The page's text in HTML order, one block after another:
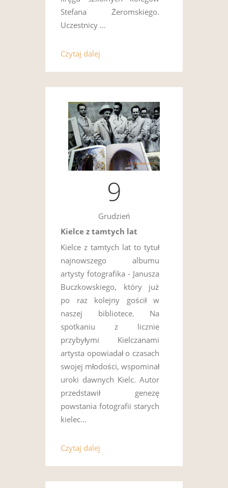
Stefana Żeromskiego.
Uczestnicy …
Czytaj dalej
9
Grudzień
Kielce z tamtych lat
Kielce z tamtych lat to tytuł
najnowszego albumu
artysty fotografika - Janusza
Buczkowskiego, który już
po raz kolejny gościł w
naszej bibliotece. Na
spotkaniu z licznie
przybyłymi Kielczanami
artysta opowiadał o czasach
swojej młodości, wspominał
uroki dawnych Kielc. Autor
przedstawił genezę
powstania fotografii starych
kielec…
Czytaj dalej